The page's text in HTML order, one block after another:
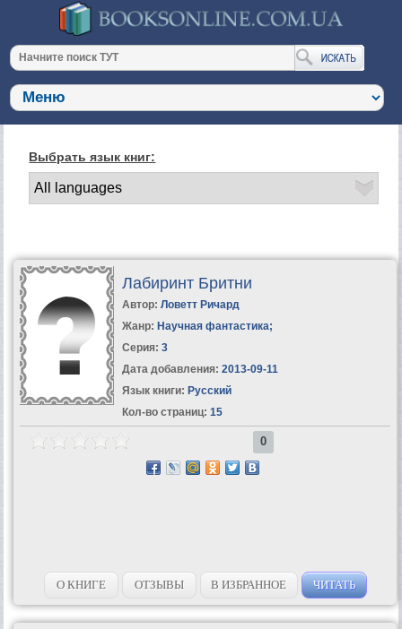
Выбрать язык книг:
Лабиринт Бритни
Автор: Ловетт Ричард
Жанр: Научная фантастика;
Серия: 3
Дата добавления: 2013-09-11
Язык книги: Русский
Кол-во страниц: 15
0
О КНИГЕ ОТЗЫВЫ В ИЗБРАННОЕ ЧИТАТЬ